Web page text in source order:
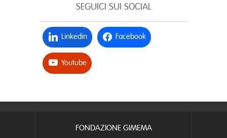
SEGUICI SUI SOCIAL
Linkedin Facebook
Youtube
FONDAZIONE GIMEMA